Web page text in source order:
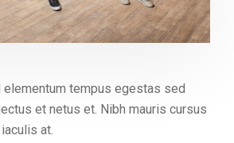
elementum tempus egestas sed
et netus et. Nibh mauris cursus
at.